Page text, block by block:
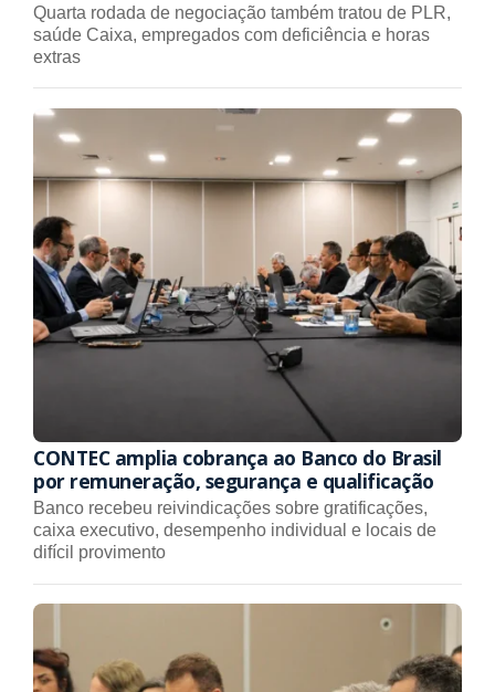
Quarta rodada de negociação também tratou de PLR,
saúde Caixa, empregados com deficiência e horas
extras
CONTEC amplia cobrança ao Banco do Brasil
por remuneração, segurança e qualificação
Banco recebeu reivindicações sobre gratificações,
caixa executivo, desempenho individual e locais de
difícil provimento